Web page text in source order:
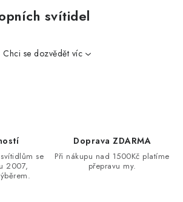
svítidel
Chci se dozvědět víc
se
2007,
Doprava ZDARMA
Při nákupu nad 1500Kč platíme
přepravu my.